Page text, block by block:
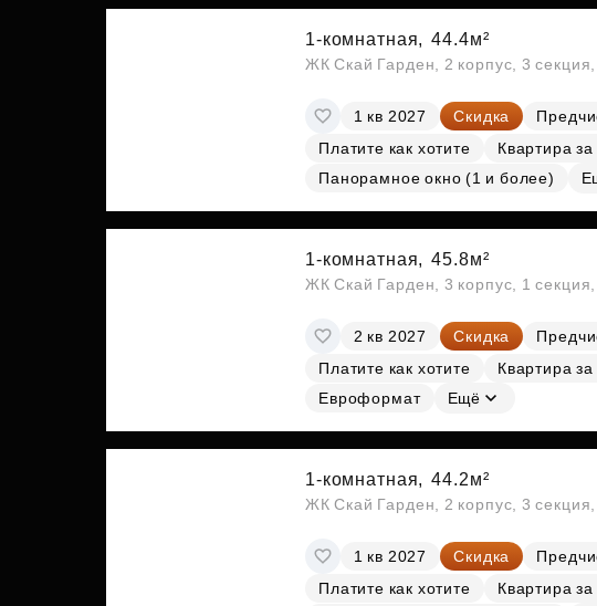
1-комнатная, 44.4м²
ЖК Скай Гарден, 2 корпус, 3
1 кв 2027 Скидка
Платите как хотите
Квартира
Панорамное окно (1 и более)
1-комнатная, 45.8м²
ЖК Скай Гарден, 3 корпус, 1
2 кв 2027 Скидка
Платите как хотите
Квартира
Евроформат
Ещё
1-комнатная, 44.2м²
ЖК Скай Гарден, 2 корпус, 3
1 кв 2027 Скидка
Платите как хотите
Квартира